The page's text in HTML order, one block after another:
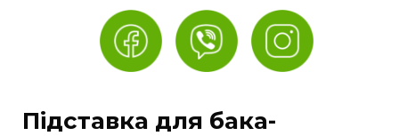
Підставка для бака-